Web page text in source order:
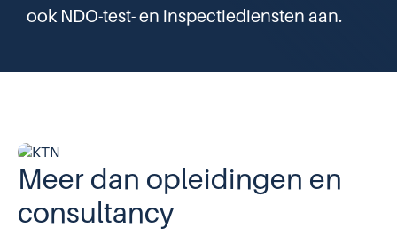
ook NDO-test- en inspectiediensten aan.
Meer dan opleidingen en
consultancy